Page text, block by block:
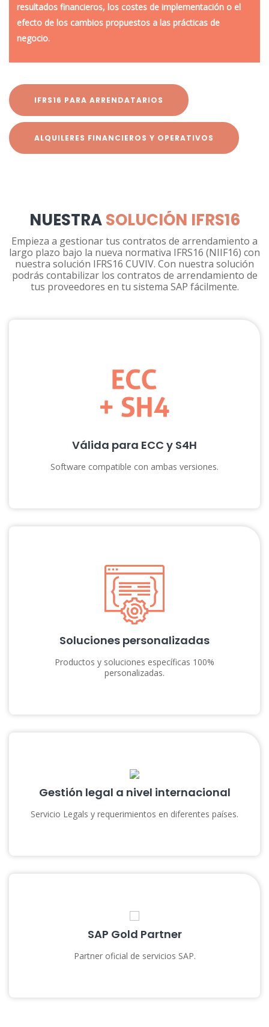
resultados financieros, los costes de implementación o el
efecto de los cambios propuestos a las prácticas de
negocio.
IFRS16 PARA ARRENDATARIOS
ALQUILERES FINANCIEROS Y OPERATIVOS
NUESTRASOLUCIÓN IFRS16
Empieza a gestionar tus contratos de arrendamiento a
largo plazo bajo la nueva normativa IFRS16 (NIIF16) con
nuestra solución IFRS16 CUVIV. Con nuestra solución
podrás contabilizar los contratos de arrendamiento de
tus proveedores en tu sistema SAP fácilmente.
Válida para ECC y S4H
Software compatible con ambas versiones.
Soluciones personalizadas
Productos y soluciones específicas 100%
personalizadas.
Gestión legal a nivel internacional
Servicio Legals y requerimientos en diferentes países.
SAP Gold Partner
Partner oficial de servicios SAP.